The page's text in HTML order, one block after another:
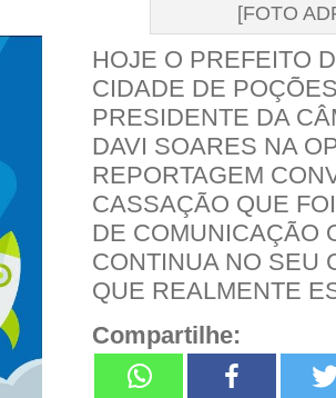
[FOTO
HOJE O PREFEITO
CIDADE DE
PRESIDENTE DA
DAVI SOARES NA
REPORTAGEM
CASSAÇÃO QUE
DE COMUNICAÇÃO
CONTINUA NO SEU
QUE REALMENTE
Compartilhe: